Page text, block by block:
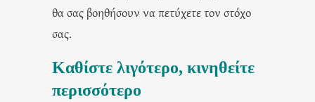
θα σας βοηθήσουν να πετύχετε τον στόχο
σας.
Καθίστε λιγότερο, κινηθείτε
περισσότερο